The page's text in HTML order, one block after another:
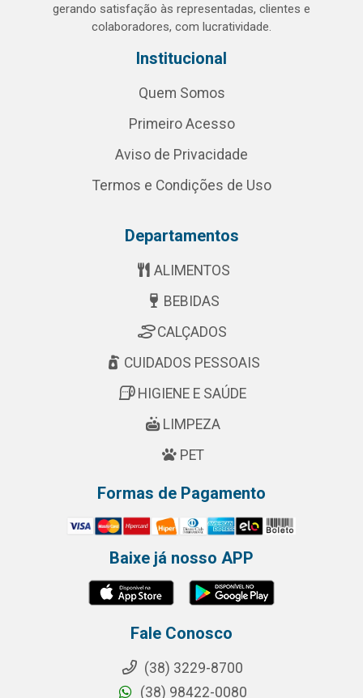
gerando satisfação às representadas, clientes e
colaboradores, com lucratividade.
Institucional
Quem Somos
Primeiro Acesso
Aviso de Privacidade
Termos e Condições de Uso
Departamentos
ALIMENTOS
BEBIDAS
CALÇADOS
CUIDADOS PESSOAIS
HIGIENE E SAÚDE
LIMPEZA
PET
Formas de Pagamento
Baixe já nosso APP
Fale Conosco
(38) 3229-8700
(38) 98422-0080